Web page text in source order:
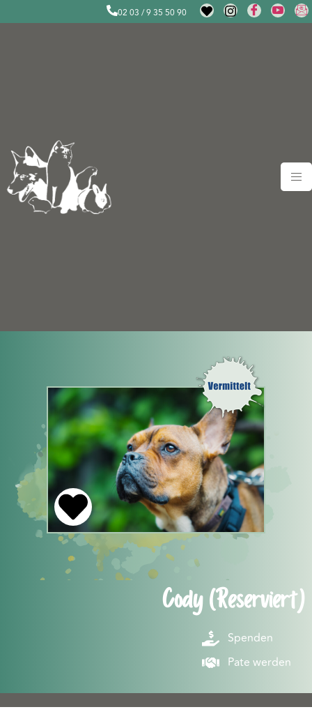
02 03 / 9 35 50 90
Cody (Reserviert)
Spenden
Pate werden